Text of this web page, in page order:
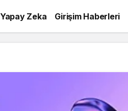
Yapay Zeka Girişim Haberleri